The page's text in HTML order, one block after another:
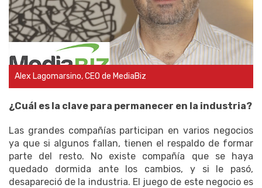
Alex Lagomarsino, CEO de MediaBiz
¿Cuál es la clave para permanecer en la industria?
Las grandes compañías participan en varios negocios
ya que si algunos fallan, tienen el respaldo de formar
parte del resto. No existe compañía que se haya
quedado dormida ante los cambios, y si le pasó,
desapareció de la industria. El juego de este negocio es